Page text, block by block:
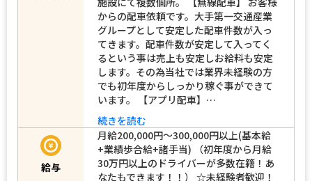
からの配車依頼です。大手第一交通産業
グループとして安定した配車件数が入っ
てきます。配車件数が安定して入ってく
るという事は売上も安定しお給料も安定
します。その為当社では業界未経験の方
でも初年度からしっかり稼ぐ事ができて
います。 【アプリ配車】…
続きを読む
給与
月給200,000円～300,000円以上(基本給
+業績歩合給+諸手当) （初年度から月給
30万円以上のドライバーが多数在籍！あ
なたもできます！！） ☆未経験者歓迎！